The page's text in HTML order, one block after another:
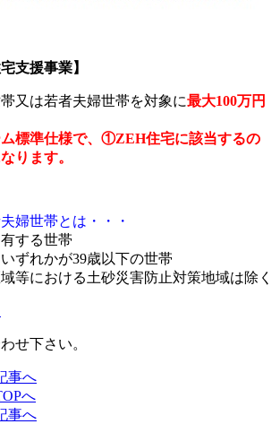
支援事業】
又は若者夫婦世帯を対象に最大100万円
標準仕様で、①ZEH住宅に該当するの
ります。
婦世帯とは・・・
する世帯
ずれかが39歳以下の世帯
等における土砂災害防止対策地域は除く
せ下さい。
事へ
へ
事へ